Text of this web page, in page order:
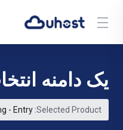
یک دامنه
Selected Product:
- Entry